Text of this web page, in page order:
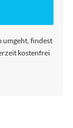
umgeht, findest
kostenfrei